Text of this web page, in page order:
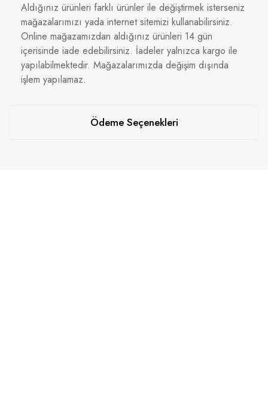
Aldığınız ürünleri farklı ürünler ile değiştirmek isterseniz
mağazalarımızı yada internet sitemizi kullanabilirsiniz.
Online mağazamızdan aldığınız ürünleri 14 gün
içerisinde iade edebilirsiniz. İadeler yalnızca kargo ile
yapılabilmektedir. Mağazalarımızda değişim dışında
işlem yapılamaz.
Ödeme Seçenekleri